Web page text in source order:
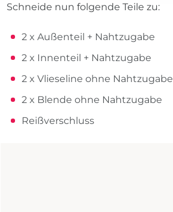
Schneide nun folgende Teile zu:
2 x Außenteil + Nahtzugabe
2 x Innenteil + Nahtzugabe
2 x Vlieseline ohne Nahtzugabe
2 x Blende ohne Nahtzugabe
Reißverschluss